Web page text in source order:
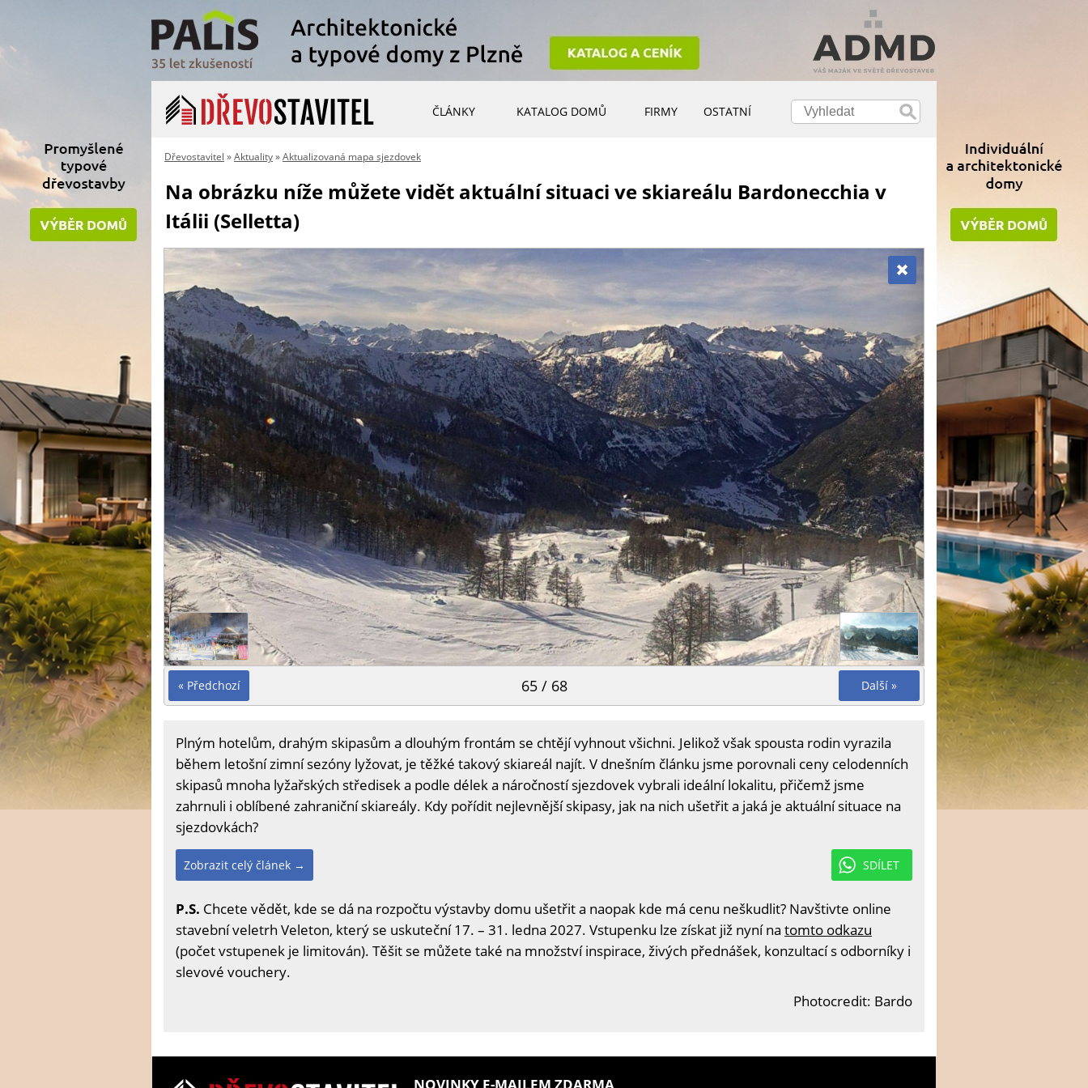
ČLÁNKY KATALOG DOMŮ FIRMY OSTATNÍ
Dřevostavitel »Aktuality»Aktualizovaná mapa sjezdovek
Na obrázku níže můžete vidět aktuální situaci ve skiareálu Bardonecchia v
Itálii (Selletta)
« Předchozí Další »
65 / 68
Plným hotelům, drahým skipasům a dlouhým frontám se chtějí vyhnout všichni. Jelikož však spousta rodin vyrazila
během letošní zimní sezóny lyžovat, je těžké takový skiareál najít. V dnešním článku jsme porovnali ceny celodenních
skipasů mnoha lyžařských středisek a podle délek a náročností sjezdovek vybrali ideální lokalitu, přičemž jsme
zahrnuli i oblíbené zahraniční skiareály. Kdy pořídit nejlevnější skipasy, jak na nich ušetřit a jaká je aktuální situace na
sjezdovkách?
SDÍLET
Zobrazit celý článek →
P.S. Chcete vědět, kde se dá na rozpočtu výstavby domu ušetřit a naopak kde má cenu neškudlit? Navštivte online
stavební veletrh Veleton, který se uskuteční 17. – 31. ledna 2027. Vstupenku lze získat již nyní na tomto odkazu
(počet vstupenek je limitován). Těšit se můžete také na množství inspirace, živých přednášek, konzultací s odborníky i
slevové vouchery.
Photocredit: Bardo